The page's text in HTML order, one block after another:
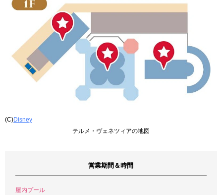
(C)Disney
テルメ・ヴェネツィアの地図
営業期間＆時間
屋内プール